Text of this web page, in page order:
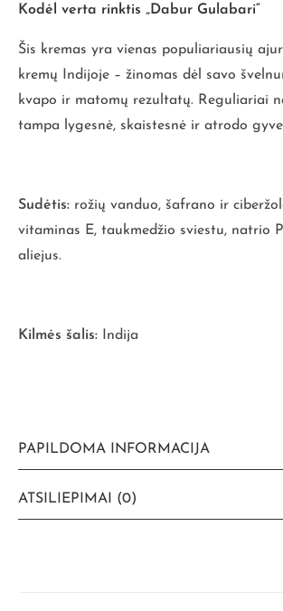
Kodėl verta rinktis „Dabur Gulabari“
Šis kremas yra vienas populiariausių
kremų Indijoje – žinomas dėl savo
kvapo ir matomų rezultatų. Reguliariai
tampa lygesnė, skaistesnė ir atrodo
Sudėtis: rožių vanduo, šafrano ir
vitaminas E, taukmedžio sviestu, natrio
aliejus.
Kilmės šalis: Indija
PAPILDOMA INFORMACIJA
ATSILIEPIMAI (0)